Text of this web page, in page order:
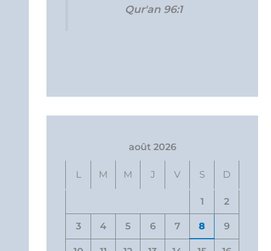
Qur'an 96:1
août 2026
L M M J V S D
1 2
3 4 5 6 7 8 9